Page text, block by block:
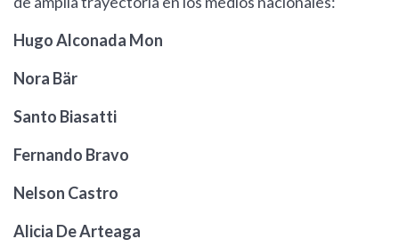
Hugo Alconada Mon
Nora Bär
Santo Biasatti
Fernando Bravo
Nelson Castro
Alicia De Arteaga